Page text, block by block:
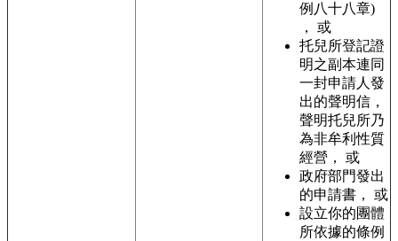
例八十八章)
， 或
托兒所登記證
明之副本連同
一封申請人發
出的聲明信，
聲明托兒所乃
為非牟利性質
經營， 或
政府部門發出
的申請書， 或
設立你的團體
所依據的條例